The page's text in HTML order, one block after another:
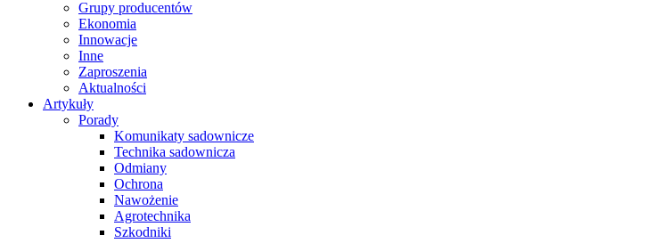
Grupy producentów
Ekonomia
Innowacje
Inne
Zaproszenia
Aktualności
Artykuły
Porady
Komunikaty sadownicze
Technika sadownicza
Odmiany
Ochrona
Nawożenie
Agrotechnika
Szkodniki